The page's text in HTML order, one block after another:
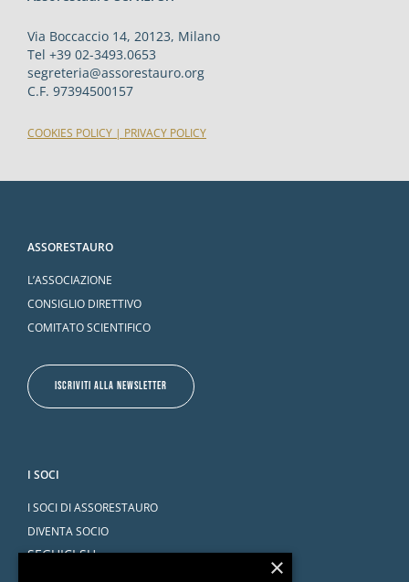
Via Boccaccio 14, 20123, Milano
Tel +39 02-3493.0653
segreteria@assorestauro.org
C.F. 97394500157
COOKIES POLICY | PRIVACY POLICY
ASSORESTAURO
L’ASSOCIAZIONE
CONSIGLIO DIRETTIVO
COMITATO SCIENTIFICO
ISCRIVITI ALLA NEWSLETTER
I SOCI
I SOCI DI ASSORESTAURO
DIVENTA SOCIO
SEGUICI SU ×